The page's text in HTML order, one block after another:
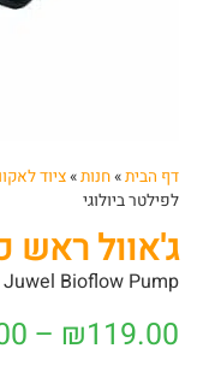
דף הבית»חנות»ציוד
לפילטר ביולוגי
ג'אוול ראש
Juwel Bioflow Pump
₪119.00
–